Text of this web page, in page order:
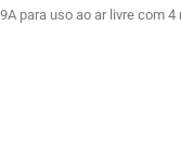
para uso ao ar livre com